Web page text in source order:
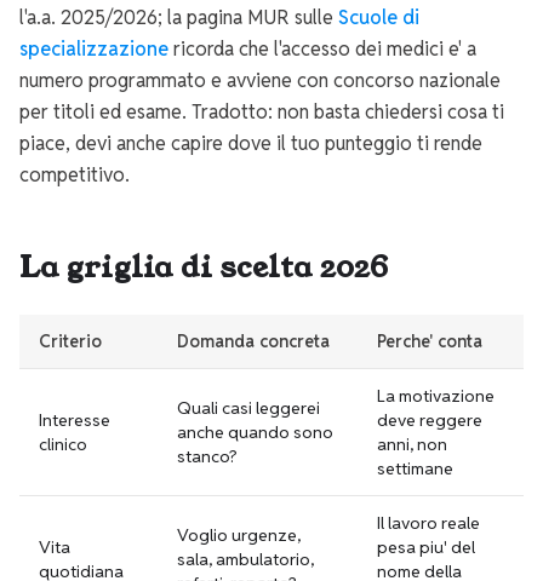
l'a.a. 2025/2026; la pagina MUR sulle Scuole di
specializzazionericorda che l'accesso dei medici e' a
numero programmato e avviene con concorso nazionale
per titoli ed esame. Tradotto: non basta chiedersi cosa ti
piace, devi anche capire dove il tuo punteggio ti rende
competitivo.
La griglia di scelta 2026
Criterio Domanda concreta Perche' conta
Interesse
clinico
Quali casi leggerei
anche quando sono
stanco?
La motivazione
deve reggere
anni, non
settimane
Vita
quotidiana
Voglio urgenze,
sala, ambulatorio,
Il lavoro reale
pesa piu' del
nome della